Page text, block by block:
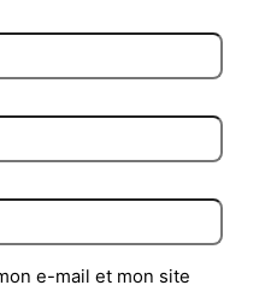
e-mail et mon site